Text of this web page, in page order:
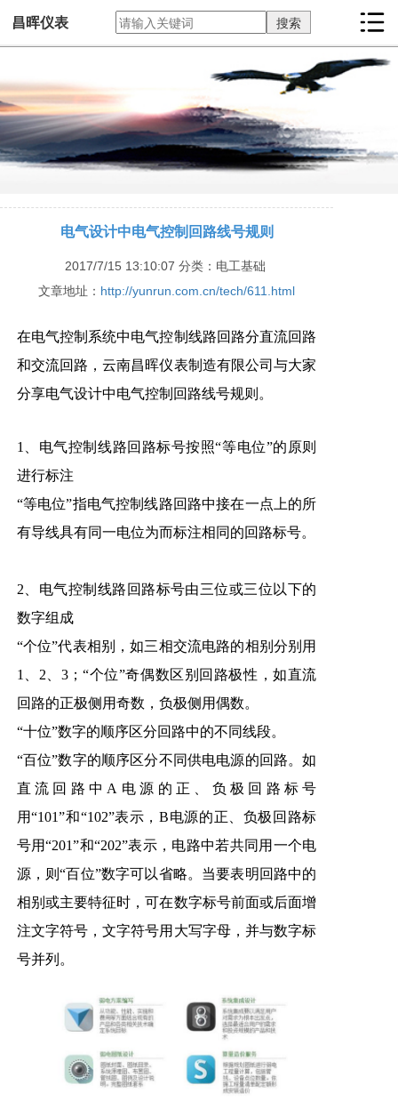
昌晖仪表
电气设计中电气控制回路线号规则
2017/7/15 13:10:07 分类：电工基础
文章地址： http://yunrun.com.cn/tech/611.html
在电气控制系统中电气控制线路回路分直流回路
和交流回路，云南昌晖仪表制造有限公司与大家
分享电气设计中电气控制回路线号规则。
1、电气控制线路回路标号按照“等电位”的原则
进行标注
“等电位”指电气控制线路回路中接在一点上的所
有导线具有同一电位为而标注相同的回路标号。
2、电气控制线路回路标号由三位或三位以下的
数字组成
“个位”代表相别，如三相交流电路的相别分别用
1、2、3；“个位”奇偶数区别回路极性，如直流
回路的正极侧用奇数，负极侧用偶数。
“十位”数字的顺序区分回路中的不同线段。
“百位”数字的顺序区分不同供电电源的回路。如
直流回路中A电源的正、负极回路标号
用“101”和“102”表示，B电源的正、负极回路标
号用“201”和“202”表示，电路中若共同用一个电
源，则“百位”数字可以省略。当要表明回路中的
相别或主要特征时，可在数字标号前面或后面增
注文字符号，文字符号用大写字母，并与数字标
号并列。